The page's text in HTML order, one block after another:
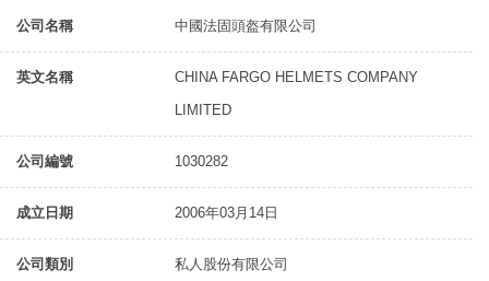
公司名稱 中國法固頭盔有限公司
英文名稱
CHINA FARGO HELMETS COMPANY
LIMITED
公司編號 1030282
成立日期 2006年03月14日
公司類別 私人股份有限公司